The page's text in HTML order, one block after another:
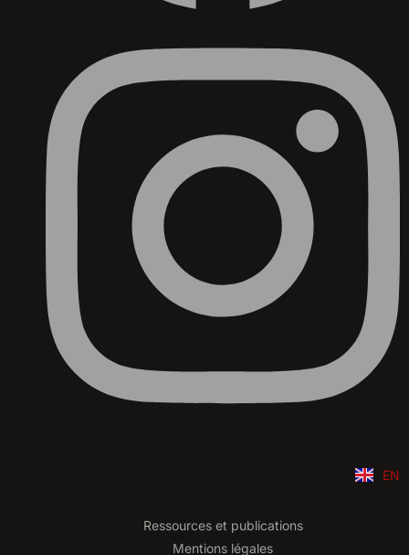
EN
Ressources et publications
Mentions légales
Adhérer & donner